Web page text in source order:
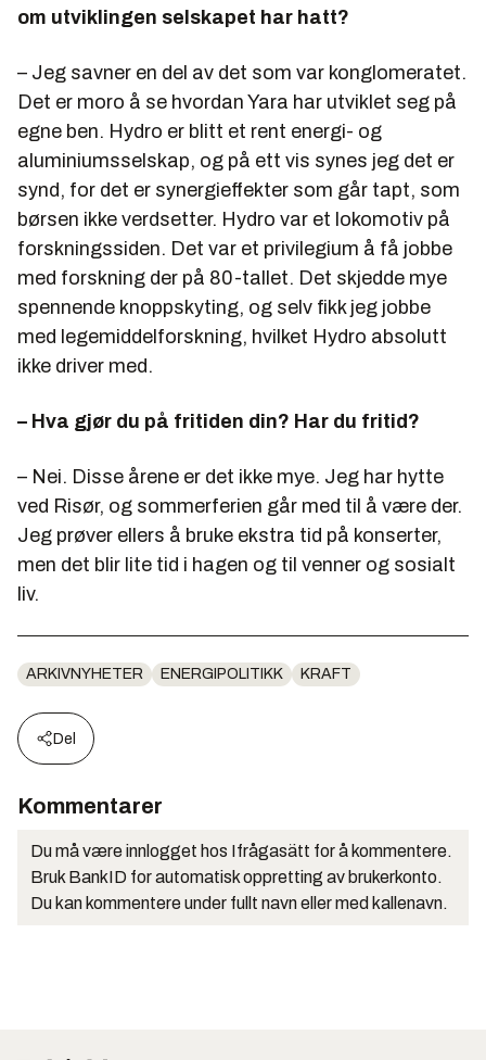
om utviklingen selskapet har hatt?
– Jeg savner en del av det som var konglomeratet.
Det er moro å se hvordan Yara har utviklet seg på
egne ben. Hydro er blitt et rent energi- og
aluminiumsselskap, og på ett vis synes jeg det er
synd, for det er synergieffekter som går tapt, som
børsen ikke verdsetter. Hydro var et lokomotiv på
forskningssiden. Det var et privilegium å få jobbe
med forskning der på 80-tallet. Det skjedde mye
spennende knoppskyting, og selv fikk jeg jobbe
med legemiddelforskning, hvilket Hydro absolutt
ikke driver med.
– Hva gjør du på fritiden din? Har du fritid?
– Nei. Disse årene er det ikke mye. Jeg har hytte
ved Risør, og sommerferien går med til å være der.
Jeg prøver ellers å bruke ekstra tid på konserter,
men det blir lite tid i hagen og til venner og sosialt
liv.
ARKIVNYHETER ENERGIPOLITIKK KRAFT
Del
Kommentarer
Du må være innlogget hos Ifrågasätt for å kommentere.
Bruk BankID for automatisk oppretting av brukerkonto.
Du kan kommentere under fullt navn eller med kallenavn.